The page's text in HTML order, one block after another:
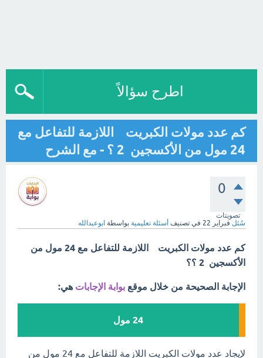
اطرح سؤالاً
كم عدد مولات الكبريت اللازمة للتفاعل مع
24 مول من الأكسجين 2 ؟ - مع الشرح
0
تصويتات
سُئل فبراير 22 في تصنيف أسئلة تعليمية بواسطة ابوعبدالله
كم عدد مولات الكبريت اللازمة للتفاعل مع 24 مول من
الأكسجين 2 ؟؟
الإجابة الصحيحة من خلال موقع بوابة الإجابات هي:
24 مول
لإيجاد عدد مولات الكبريت اللازمة للتفاعل مع 24 مول من